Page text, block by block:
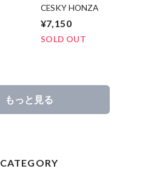
CESKY HONZA
¥7,150
SOLD OUT
もっと見る
CATEGORY